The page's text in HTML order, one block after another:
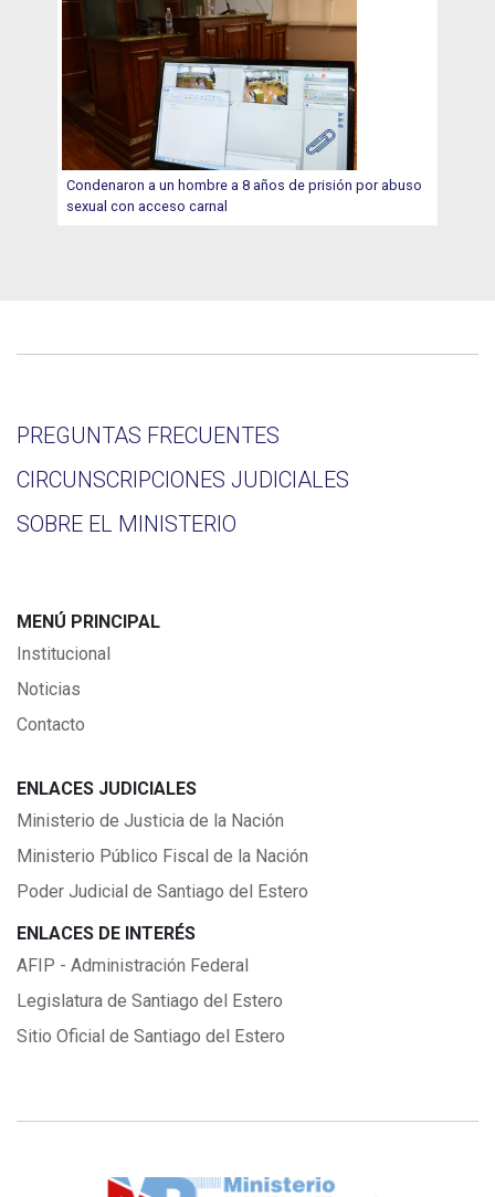
Condenaron a un hombre a 8 años de prisión por abuso
sexual con acceso carnal
PREGUNTAS FRECUENTES
CIRCUNSCRIPCIONES JUDICIALES
SOBRE EL MINISTERIO
MENÚ PRINCIPAL
Institucional
Noticias
Contacto
ENLACES JUDICIALES
Ministerio de Justicia de la Nación
Ministerio Público Fiscal de la Nación
Poder Judicial de Santiago del Estero
ENLACES DE INTERÉS
AFIP - Administración Federal
Legislatura de Santiago del Estero
Sitio Oficial de Santiago del Estero